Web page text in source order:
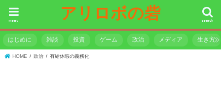
アリロボの砦 search
menu
はじめに 雑談 投資 ゲーム 政治 メディア 生き方
HOME 政治 有給休暇の義務化